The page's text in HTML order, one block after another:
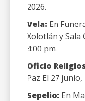
2026.
Vela: En
Xolotlán y Sala
4:00 pm.
Oficio
Paz El 27 junio,
Sepelio: En